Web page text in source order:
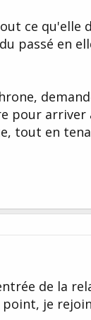
ce qu'elle
passé en
pour arriver
tout en
de la
je